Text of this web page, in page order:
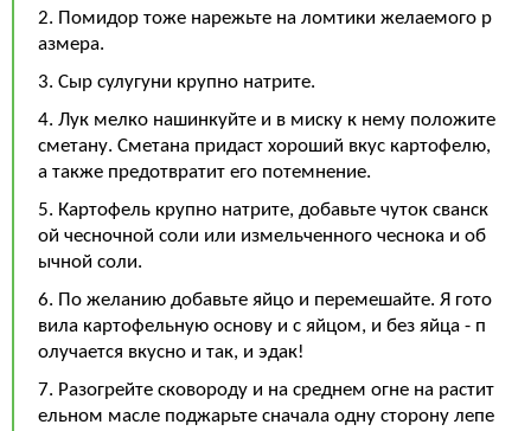
2. Помидор тоже нарежьте на ломтики желаемого р
азмера.
3. Сыр сулугуни крупно натрите.
4. Лук мелко нашинкуйте и в миску к нему положите
сметану. Сметана придаст хороший вкус картофелю,
а также предотвратит его потемнение.
5. Картофель крупно натрите, добавьте чуток сванск
ой чесночной соли или измельченного чеснока и об
ычной соли.
6. По желанию добавьте яйцо и перемешайте. Я гото
вила картофельную основу и с яйцом, и без яйца - п
олучается вкусно и так, и эдак!
7. Разогрейте сковороду и на среднем огне на растит
ельном масле поджарьте сначала одну сторону лепе